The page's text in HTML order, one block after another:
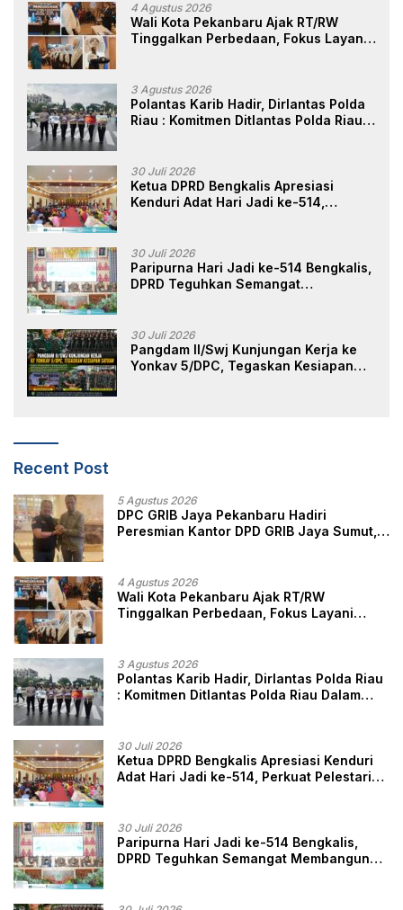
4 Agustus 2026
Wali Kota Pekanbaru Ajak RT/RW
Tinggalkan Perbedaan, Fokus Layani
3 Agustus 2026
Polantas Karib Hadir, Dirlantas Polda
Riau : Komitmen Ditlantas Polda Riau
Masyarakat
30 Juli 2026
Ketua DPRD Bengkalis Apresiasi
Kenduri Adat Hari Jadi ke-514,
30 Juli 2026
Paripurna Hari Jadi ke-514 Bengkalis,
DPRD Teguhkan Semangat
30 Juli 2026
Pangdam II/Swj Kunjungan Kerja ke
Yonkav 5/DPC, Tegaskan Kesiapan
Recent Post
5 Agustus 2026
DPC GRIB Jaya Pekanbaru Hadiri
Peresmian Kantor DPD GRIB Jaya Sumut,
4 Agustus 2026
Wali Kota Pekanbaru Ajak RT/RW
Tinggalkan Perbedaan, Fokus Layani
3 Agustus 2026
Polantas Karib Hadir, Dirlantas Polda Riau
: Komitmen Ditlantas Polda Riau Dalam
30 Juli 2026
Ketua DPRD Bengkalis Apresiasi Kenduri
Adat Hari Jadi ke-514, Perkuat Pelestarian
30 Juli 2026
Paripurna Hari Jadi ke-514 Bengkalis,
DPRD Teguhkan Semangat Membangun